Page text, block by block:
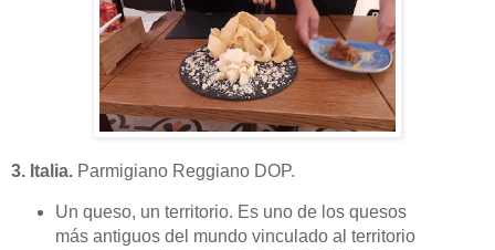
3. Italia. Parmigiano Reggiano DOP.
Un queso, un territorio. Es uno de los quesos
más antiguos del mundo vinculado al territorio